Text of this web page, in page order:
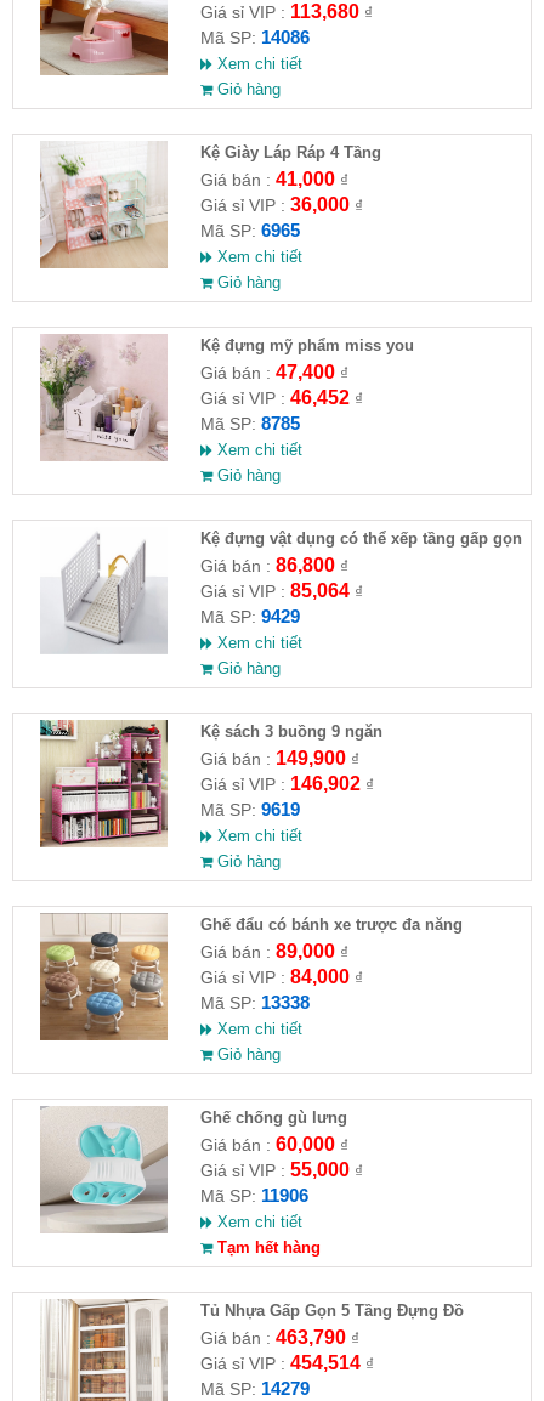
Giá sỉ VIP : 113,680₫
Mã SP: 14086
Xem chi tiết
Giỏ hàng
Kệ Giày Láp Ráp 4 Tầng
Giá bán : 41,000₫
Giá sỉ VIP : 36,000₫
Mã SP: 6965
Xem chi tiết
Giỏ hàng
Kệ đựng mỹ phẩm miss you
Giá bán : 47,400₫
Giá sỉ VIP : 46,452₫
Mã SP: 8785
Xem chi tiết
Giỏ hàng
Kệ đựng vật dụng có thể xếp tầng gấp gọn
T2034
Giá bán : 86,800₫
Giá sỉ VIP : 85,064₫
Mã SP: 9429
Xem chi tiết
Giỏ hàng
Kệ sách 3 buồng 9 ngăn
Giá bán : 149,900₫
Giá sỉ VIP : 146,902₫
Mã SP: 9619
Xem chi tiết
Giỏ hàng
Ghế đẩu có bánh xe trược đa năng
Giá bán : 89,000₫
Giá sỉ VIP : 84,000₫
Mã SP: 13338
Xem chi tiết
Giỏ hàng
Ghế chống gù lưng
Giá bán : 60,000₫
Giá sỉ VIP : 55,000₫
Mã SP: 11906
Xem chi tiết
Tạm hết hàng
Tủ Nhựa Gấp Gọn 5 Tầng Đựng Đồ
Giá bán : 463,790₫
Giá sỉ VIP : 454,514₫
Mã SP: 14279